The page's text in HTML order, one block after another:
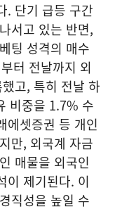
. 단기 급등 구간
서고 있는 반면,
팅 성격의 매수
터 전날까지 외
고, 특히 전날 하
비중을 1.7% 수
에셋증권 등 개인
만, 외국계 자금
매물을 외국인
이 제기된다. 이
직성을 높일 수